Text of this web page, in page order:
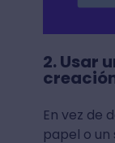
2. Usar
En vez de
papel o un